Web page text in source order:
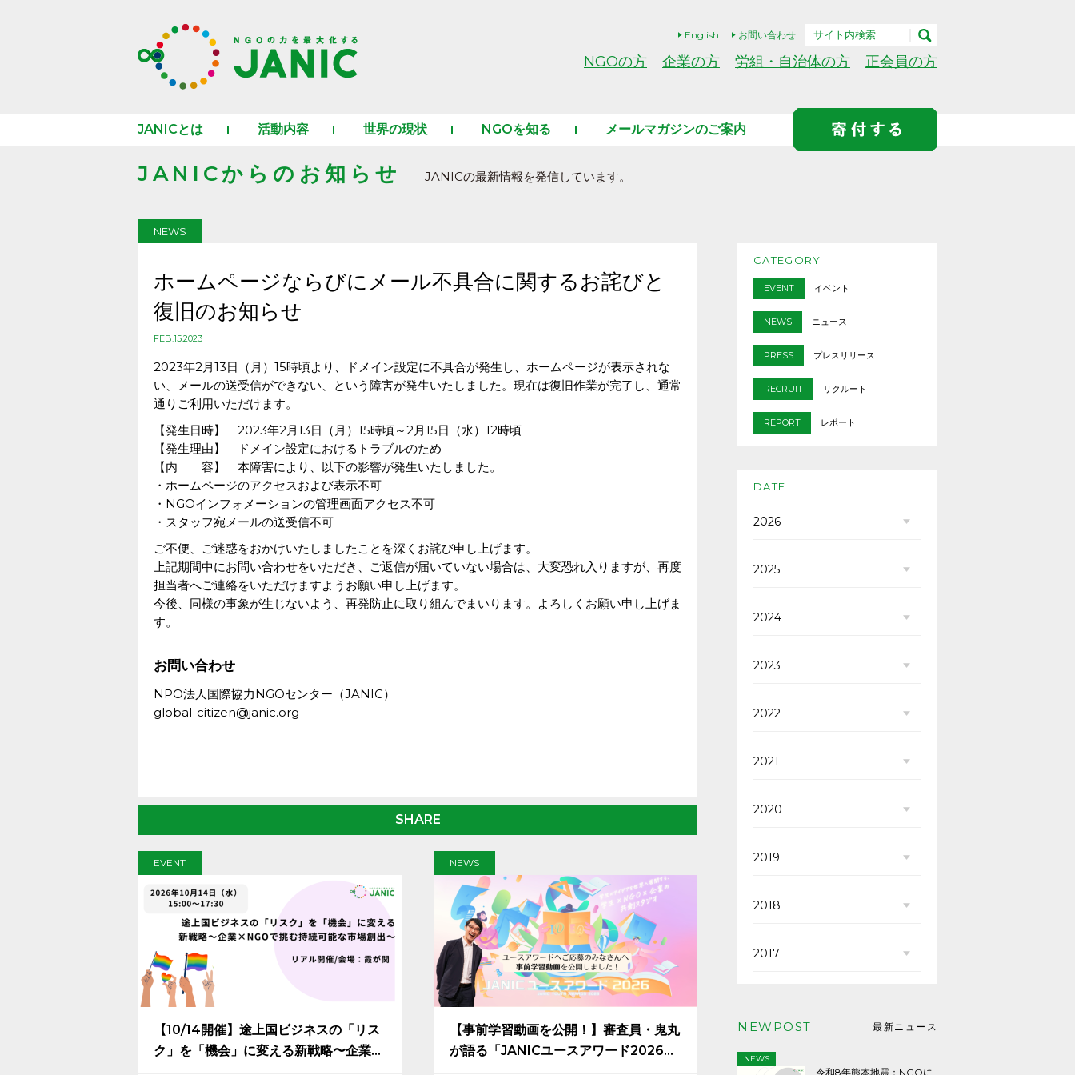
English お問い合わせ
NGOの方 企業の方 労組・自治体の方 正会員の方
JANICとは 活動内容 世界の現状 NGOを知る メールマガジンのご案内
JANICからのお知らせ JANICの最新情報を発信しています。
NEWS
ホームページならびにメール不具合に関するお詫びと
復旧のお知らせ
FEB.15.2023
2023年2月13日（月）15時頃より、ドメイン設定に不具合が発生し、ホームページが表示されな
い、メールの送受信ができない、という障害が発生いたしました。現在は復旧作業が完了し、通常
通りご利用いただけます。
【発生日時】 2023年2月13日（月）15時頃～2月15日（水）12時頃
【発生理由】 ドメイン設定におけるトラブルのため
【内 容】 本障害により、以下の影響が発生いたしました。
・ホームページのアクセスおよび表示不可
・NGOインフォメーションの管理画面アクセス不可
・スタッフ宛メールの送受信不可
ご不便、ご迷惑をおかけいたしましたことを深くお詫び申し上げます。
上記期間中にお問い合わせをいただき、ご返信が届いていない場合は、大変恐れ入りますが、再度
担当者へご連絡をいただけますようお願い申し上げます。
今後、同様の事象が生じないよう、再発防止に取り組んでまいります。よろしくお願い申し上げま
す。
お問い合わせ
NPO法人国際協力NGOセンター（JANIC）
global-citizen@janic.org
SHARE
EVENT
【10/14開催】途上国ビジネスの「リス
ク」を「機会」に変える新戦略〜企業
NEWS
【事前学習動画を公開！】審査員・鬼丸
が語る「JANICユースアワード2026」
CATEGORY
EVENT イベント
NEWS ニュース
PRESS プレスリリース
RECRUIT リクルート
REPORT レポート
DATE
2026
2025
2024
2023
2022
2021
2020
2019
2018
2017
NEWPOST 最新ニュース
NEWS
令和8年熊本地震：NGOに